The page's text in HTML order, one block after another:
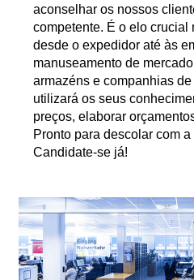
aconselhar os nossos
competente. É o elo crucial
desde o expedidor até às
manuseamento de
armazéns e companhias
utilizará os seus
preços, elaborar
Pronto para descolar com
Candidate-se já!